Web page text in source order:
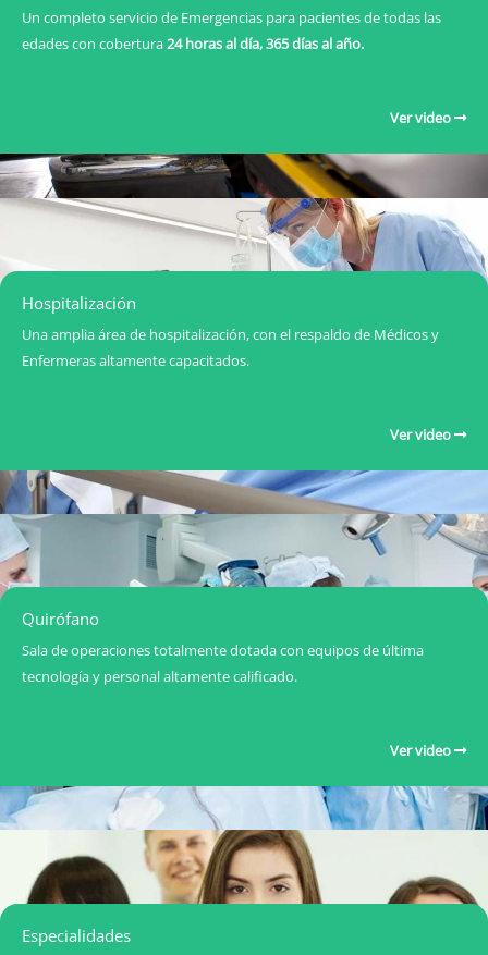
Un completo servicio de Emergencias para pacientes de todas las
edades con cobertura24 horas al día, 365 días al año.
Ver video
Hospitalización
Una amplia área de hospitalización, con el respaldo de Médicos y
Enfermeras altamente capacitados.
Ver video
Quirófano
Sala de operaciones totalmente dotada con equipos de última
tecnología y personal altamente calificado.
Ver video
Especialidades